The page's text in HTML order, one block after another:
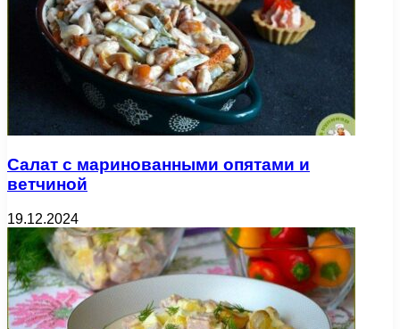
Салат с маринованными опятами и
ветчиной
19.12.2024